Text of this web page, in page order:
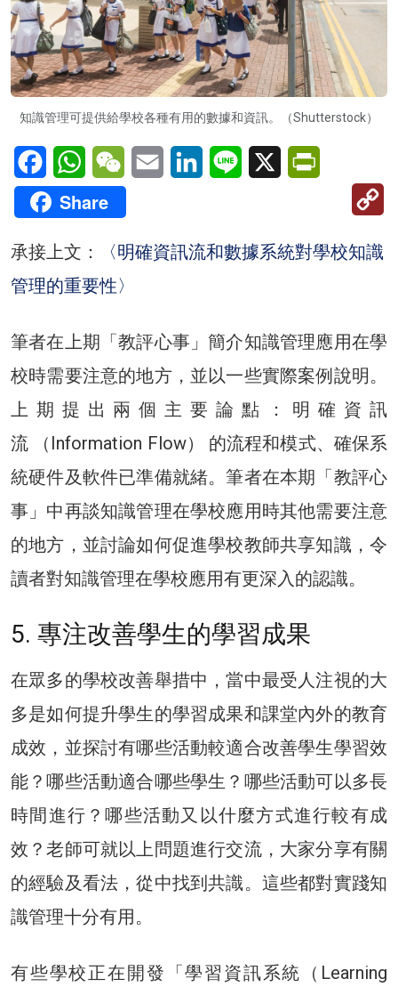
知識管理可提供給學校各種有用的數據和資訊。（Shutterstock）
FacebookWhatsAppWeChatEmail LinkedInLine X
Share
承接上文：
〈明確資訊流和數據系統對學校知識
管理的重要性〉
筆者在上期「教評心事」簡介知識管理應用在學
校時需要注意的地方，並以一些實際案例說明。
上期提出兩個主要論點：明確資訊
流 （Information Flow） 的流程和模式、確保系
統硬件及軟件已準備就緒。筆者在本期「教評心
事」中再談知識管理在學校應用時其他需要注意
的地方，並討論如何促進學校教師共享知識，令
讀者對知識管理在學校應用有更深入的認識。
5. 專注改善學生的學習成果
在眾多的學校改善舉措中，當中最受人注視的大
多是如何提升學生的學習成果和課堂內外的教育
成效，並探討有哪些活動較適合改善學生學習效
能？哪些活動適合哪些學生？哪些活動可以多長
時間進行？哪些活動又以什麼方式進行較有成
效？老師可就以上問題進行交流，大家分享有關
的經驗及看法，從中找到共識。這些都對實踐知
識管理十分有用。
有些學校正在開發「學習資訊系統（Learning